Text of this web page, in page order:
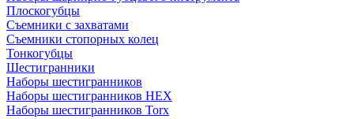
Плоскогубцы
Съемники с захватами
Съемники стопорных колец
Тонкогубцы
Шестигранники
Наборы шестигранников
Наборы шестигранников HEX
Наборы шестигранников Torx